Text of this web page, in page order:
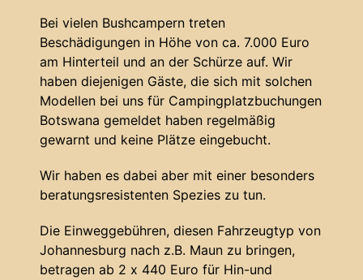
Bei vielen Bushcampern treten
Beschädigungen in Höhe von ca. 7.000 Euro
am Hinterteil und an der Schürze auf. Wir
haben diejenigen Gäste, die sich mit solchen
Modellen bei uns für Campingplatzbuchungen
Botswana gemeldet haben regelmäßig
gewarnt und keine Plätze eingebucht.
Wir haben es dabei aber mit einer besonders
beratungsresistenten Spezies zu tun.
Die Einweggebühren, diesen Fahrzeugtyp von
Johannesburg nach z.B. Maun zu bringen,
betragen ab 2 x 440 Euro für Hin-und